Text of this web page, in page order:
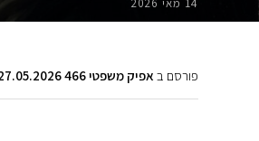
14 מאי 2026
פורסם ב אפיק משפטי 466 27.05.2026